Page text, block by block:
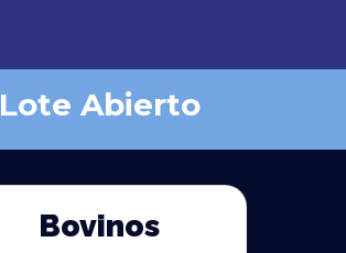
Lote Abierto
Bovinos